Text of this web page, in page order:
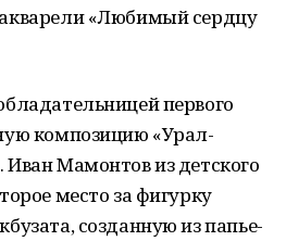
«Любимый сердцу
первого
композицию «Урал-
Мамонтов из детского
место за фигурку
созданную из папье-